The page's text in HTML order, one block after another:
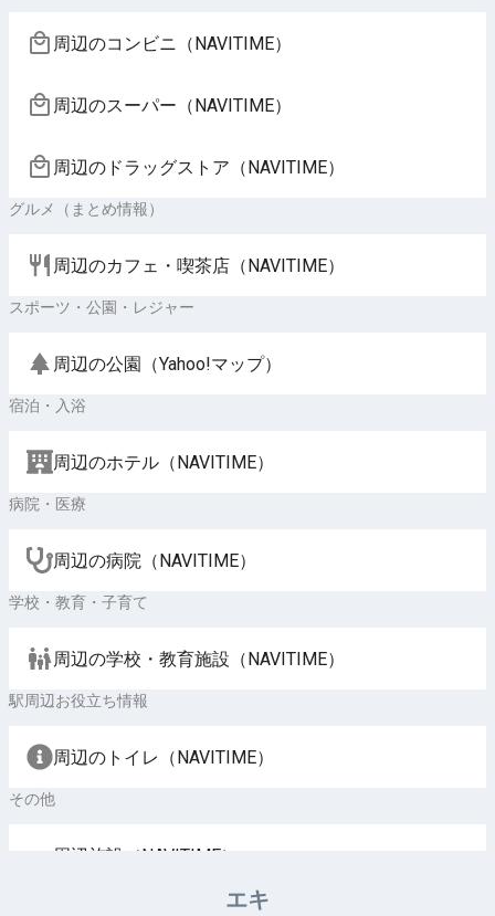
周辺のコンビニ（NAVITIME）
周辺のスーパー（NAVITIME）
周辺のドラッグストア（NAVITIME）
グルメ（まとめ情報）
周辺のカフェ・喫茶店（NAVITIME）
スポーツ・公園・レジャー
周辺の公園（Yahoo!マップ）
宿泊・入浴
周辺のホテル（NAVITIME）
病院・医療
周辺の病院（NAVITIME）
学校・教育・子育て
周辺の学校・教育施設（NAVITIME）
駅周辺お役立ち情報
周辺のトイレ（NAVITIME）
その他
周辺施設（NAVITIME）
エキ